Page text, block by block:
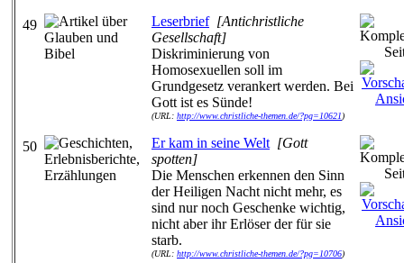
49 Leserbrief [Antichristliche
Gesellschaft]
Diskriminierung von
Homosexuellen soll im
Grundgesetz verankert werden. Bei
Gott ist es Sünde!
(URL: http://www.christliche-themen.de/?pg=10621)
50 Er kam in seine Welt [Gott
spotten]
Die Menschen erkennen den Sinn
der Heiligen Nacht nicht mehr, es
sind nur noch Geschenke wichtig,
nicht aber ihr Erlöser der für sie
starb.
(URL: http://www.christliche-themen.de/?pg=10706)